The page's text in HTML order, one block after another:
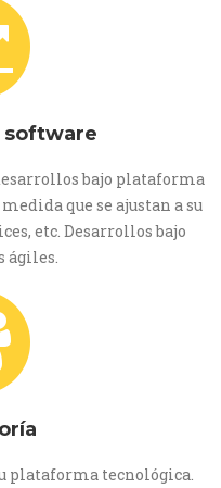
software
bajo plataforma
que se ajustan a su
etc. Desarrollos bajo
ágiles.
plataforma tecnológica.